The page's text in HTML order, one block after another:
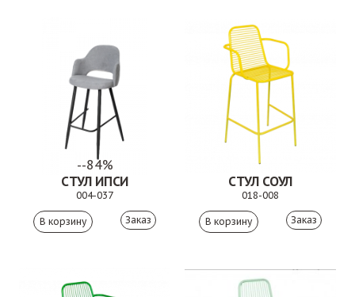
--84%
СТУЛ ИПСИ
004-037
Заказ
СТУЛ СОУЛ
018-008
Заказ